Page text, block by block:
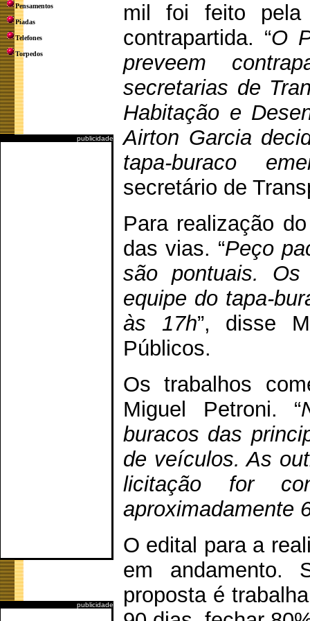
Pensamentos
Piadas
Telefones
Torpedos
publicidade
publicidade
mil foi feito pela
contrapartida. “O
preveem
secretarias de
Habitação e
Airton Garcia
tapa-buraco
secretário de
Para realização
das vias. “Peço
são pontuais.
equipe do tapa-
às 17h”, disse
Públicos.
Os trabalhos
Miguel Petroni. “
buracos das
de veículos. As
licitação for
aproximadamente
O edital para a
em andamento.
proposta é